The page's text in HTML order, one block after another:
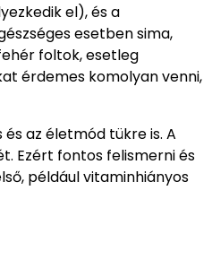
el), és a
esetben sima,
foltok, esetleg
érdemes komolyan venni,
az életmód tükre is. A
Ezért fontos felismerni és
például vitaminhiányos